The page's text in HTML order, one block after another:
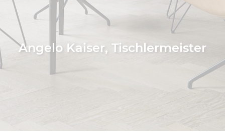
Angelo Kaiser, Tischlermeister